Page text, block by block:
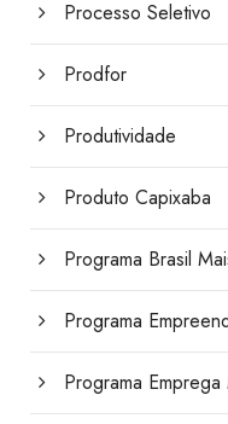
Processo Seletivo
Prodfor
Produtividade
Produto Capixaba
Programa Brasil
Programa
Programa Emprega